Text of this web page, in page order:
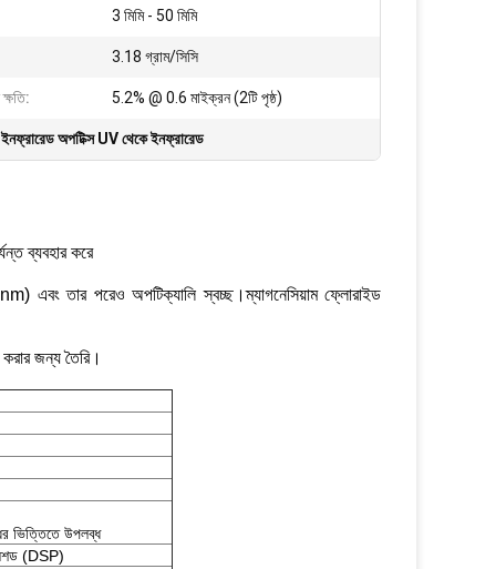
3 মিমি - 50 মিমি
3.18 গ্রাম/সিসি
5.2% @ 0.6 মাইক্রন (2টি পৃষ্ঠ)
ইনফ্রারেড অপটিক্স UV থেকে ইনফ্রারেড
ব্যবহার করে
এবং তার পরেও অপটিক্যালি স্বচ্ছ।ম্যাগনেসিয়াম ফ্লোরাইড
জন্য তৈরি।
ভিত্তিতে উপলব্ধ
(DSP)